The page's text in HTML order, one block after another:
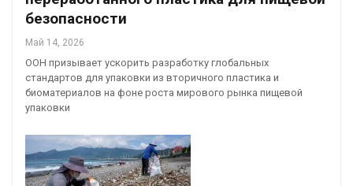
безопасности
Май 14, 2026
ООН призывает ускорить разработку глобальных
стандартов для упаковки из вторичного пластика и
биоматериалов на фоне роста мирового рынка пищевой
упаковки